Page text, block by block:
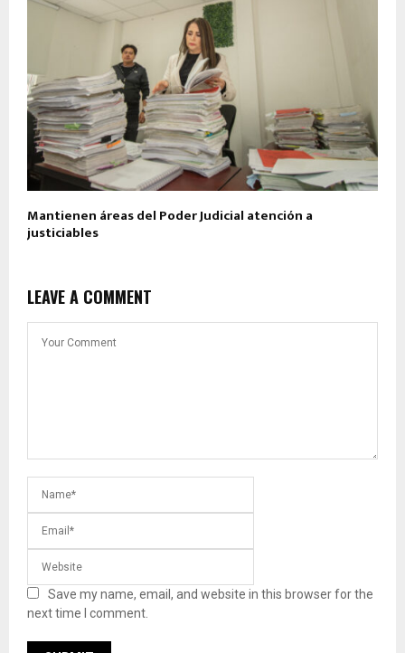
Mantienen áreas del Poder Judicial atención a
justiciables
LEAVE A COMMENT
Save my name, email, and website in this browser for the
next time I comment.